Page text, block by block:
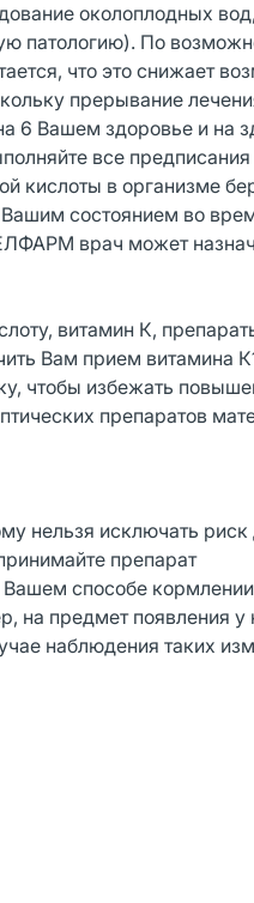
околоплодных
патологию). По
что это снижает
прерывание
6 Вашем здоровье и на
все
кислоты в организме
состоянием во
врач может
витамин К,
Вам прием витамина
чтобы избежать
препаратов
нельзя исключать риск
препарат
способе
на предмет появления у
наблюдения таких